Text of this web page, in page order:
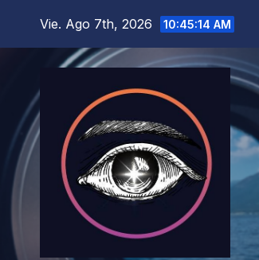
Vie. Ago 7th, 2026 10:45:15 AM